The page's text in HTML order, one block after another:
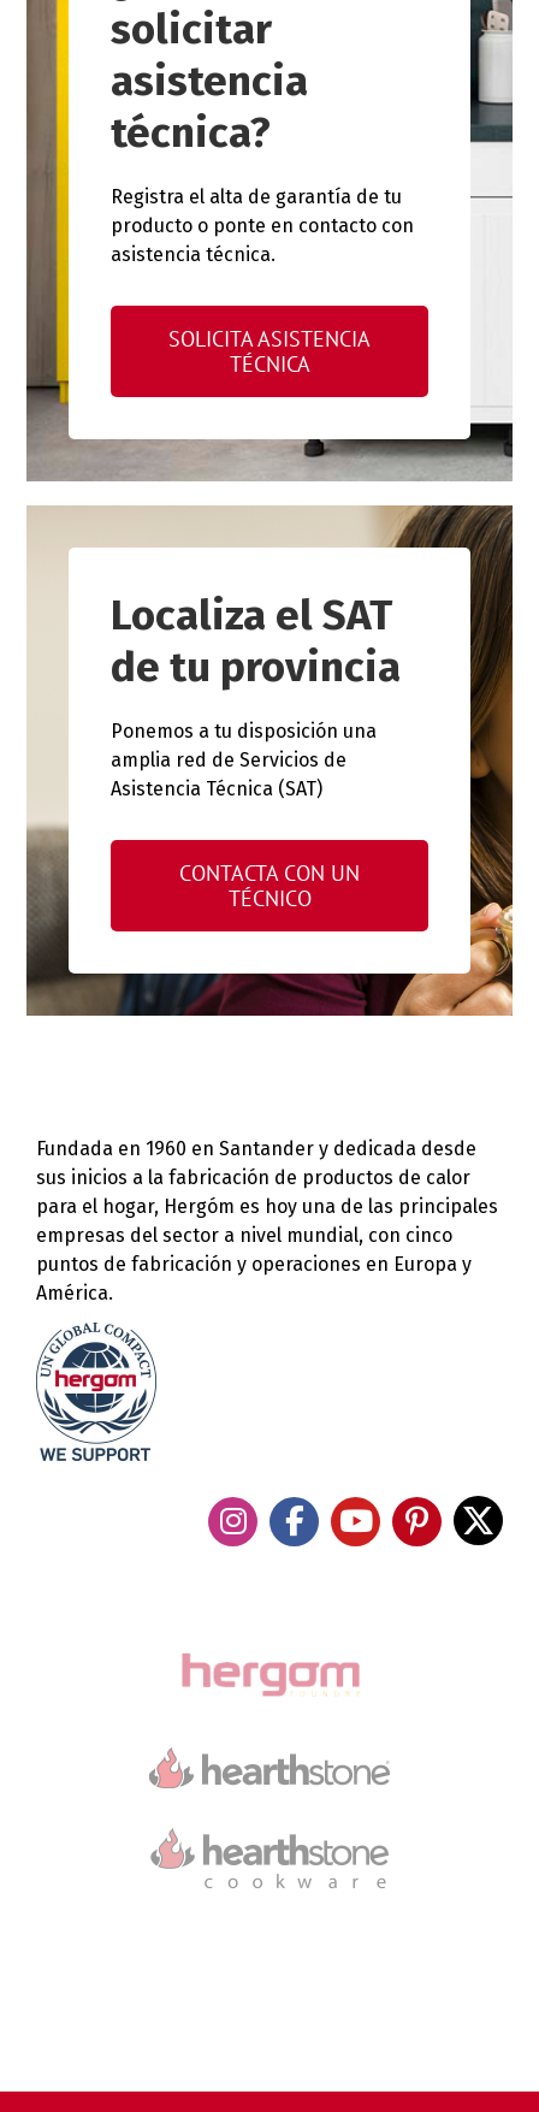
solicitar
asistencia
técnica?
Registra el alta de garantía de tu
producto o ponte en contacto con
asistencia técnica.
SOLICITA ASISTENCIA
TÉCNICA
Localiza el SAT
de tu provincia
Ponemos a tu disposición una
amplia red de Servicios de
Asistencia Técnica (SAT)
CONTACTA CON UN
TÉCNICO
Fundada en 1960 en Santander y dedicada desde
sus inicios a la fabricación de productos de calor
para el hogar, Hergóm es hoy una de las principales
empresas del sector a nivel mundial, con cinco
puntos de fabricación y operaciones en Europa y
América.